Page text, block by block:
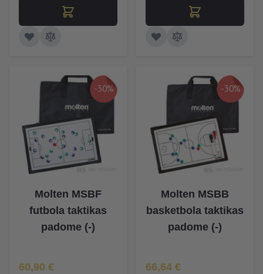
-30%
Molten MSBF
futbola taktikas
padome (-)
Īpaša Cena
60,90 €
-30%
Molten MSBB
basketbola taktikas
padome (-)
Īpaša Cena
66,64 €